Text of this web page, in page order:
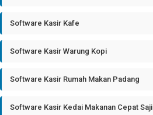
Software Kasir Kafe
Software Kasir Warung Kopi
Software Kasir Rumah Makan Padang
Software Kasir Kedai Makanan Cepat Saji